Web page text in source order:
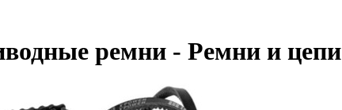
ремни - Ремни и цепи